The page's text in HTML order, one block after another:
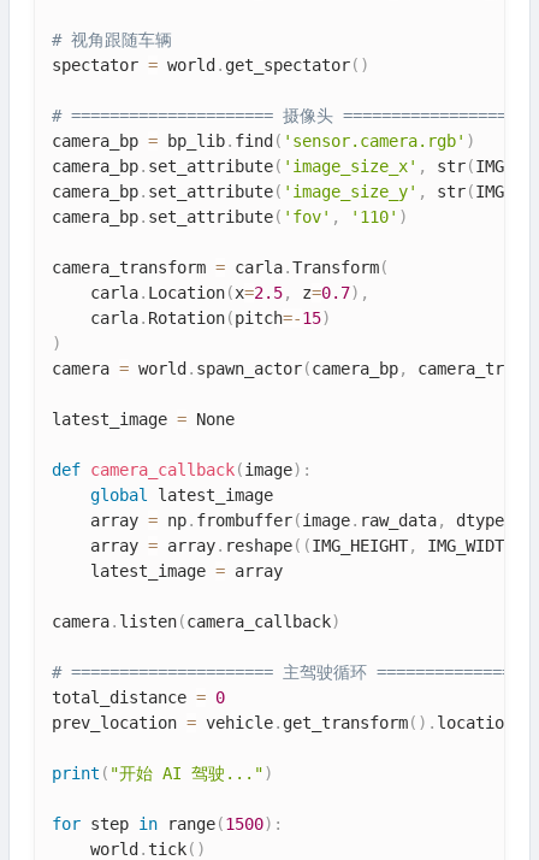
# 视角跟随车辆
spectator = world. get_spectator( )
# ===================== 摄像头
camera_bp = bp_lib. find( 'sensor.camera.rgb' )
camera_bp. set_attribute( 'image_size_x' , str(
camera_bp. set_attribute( 'image_size_y' , str(
camera_bp. set_attribute( 'fov' , '110' )
camera_transform = carla.Transform(
    carla
. Location(x=2.5, z=0.7) ,
    carla
. Rotation(pitch=-15)
)
camera = world. spawn_actor(camera_bp,
latest_image = None
def camera_callback(image) :
global
latest_image
    array
= np. frombuffer(image. raw_data, dtype
    array
= array. reshape( (IMG_HEIGHT, IMG_WIDTH
    latest_image
= array
camera. listen(camera_callback)
# ===================== 主驾驶循环
total_distance = 0
prev_location = vehicle. get_transform( ) . location
print ( "开始 AI 驾驶...")
for step in range(1500) :
    world
. tick( )